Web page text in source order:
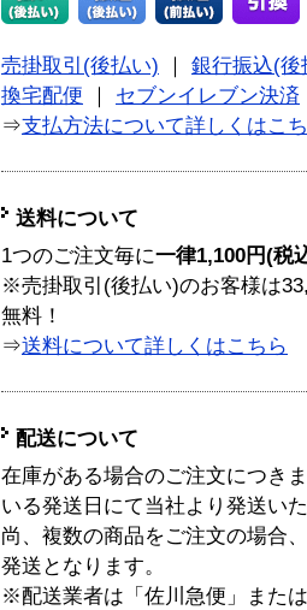
売掛取引(後払い)
銀行振込(後
換宅配便
セブンイレブン決済
⇒支払方法について詳しくはこ
送料について
1つのご注文毎に一律1,100円(税
※売掛取引(後払い)のお客様は
無料！
⇒送料について詳しくはこちら
配送について
在庫がある場合のご注文につき
いる発送日にて当社より発送い
尚、複数の商品をご注文の場合
発送となります。
※配送業者は「佐川急便」また